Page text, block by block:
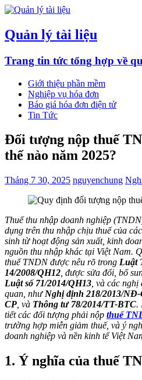
Quản lý tài liệu
Trang tin tức tổng hợp về
Giới thiệu phần mềm
Nghiệp vụ hóa đơn
Báo giá hóa đơn điện tử
Tin Tức
Đối tượng nộp thuế
thế nào năm 2025?
Tháng 7 30, 2025 nguyenchung
Thuế thu nhập doanh nghiệp
dụng trên thu nhập chịu thuế của
sinh từ hoạt động sản xuất, kinh
nguồn thu nhập khác tại Việt Nam.
thuế TNDN được nêu rõ trong Luật
14/2008/QH12 , được sửa đổi, bổ
Luật số 71/2014/QH13 , và các
quan, như Nghị định 218/2013/NĐ-
CP , và Thông tư 78/2014/TT-BTC.
tiết các đối tượng phải nộp thuế
trường hợp miễn giảm thuế, và ý
doanh nghiệp và nền kinh tế Việt
1. Ý nghĩa của thuế